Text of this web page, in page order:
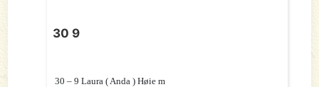
30 9
30 – 9 Laura ( Anda ) Høie m